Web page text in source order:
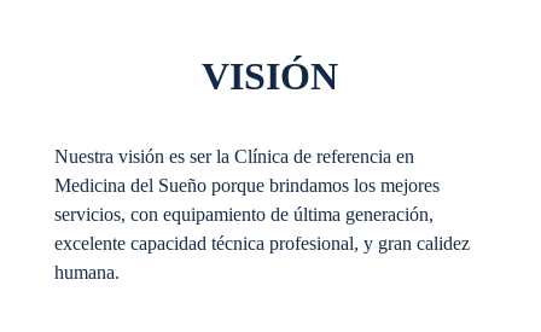
VISIÓN
Nuestra visión es ser la Clínica de referencia en
Medicina del Sueño porque brindamos los mejores
servicios, con equipamiento de última generación,
excelente capacidad técnica profesional, y gran calidez
humana.